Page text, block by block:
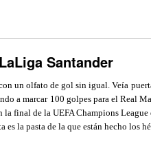
Santander
un olfato de gol sin igual. Veía
a marcar 100 golpes para el Real
la final de la UEFA Champions
la pasta de la que están hecho los